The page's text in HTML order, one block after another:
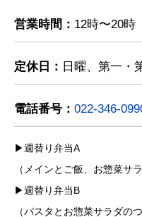
営業時間： 12時〜20時
定休日： 日曜、第一・
電話番号： 022-346-
▶︎週替り弁当
（メインとご飯、お惣菜サ
▶︎週替り弁当
（パスタとお惣菜サラダの